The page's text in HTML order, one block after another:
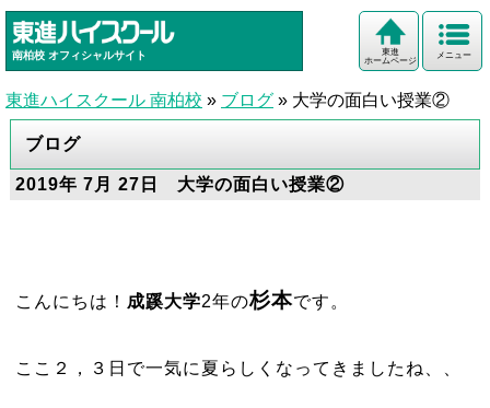
南柏校 オフィシャルサイト メニュー
東進
ホームページ
東進ハイスクール 南柏校 » ブログ » 大学の面白い授業②
ブログ
2019年 7月 27日 大学の面白い授業②
こんにちは！ 成蹊大学2年の杉本です。
ここ２，３日で一気に夏らしくなってきましたね、、